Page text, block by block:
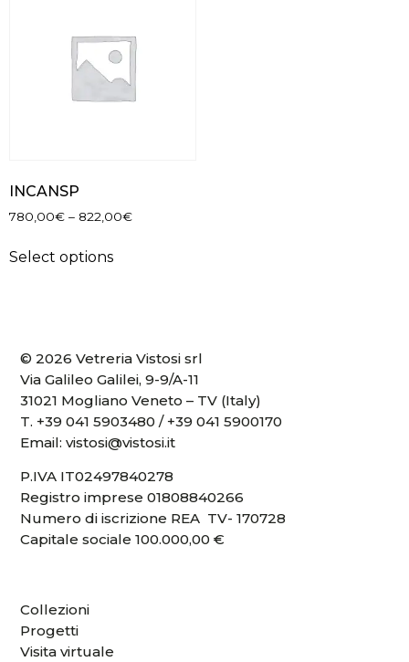
INCANSP
780,00€ – 822,00€
Select options
© 2026 Vetreria Vistosi srl
Via Galileo Galilei, 9-9/A-11
31021 Mogliano Veneto – TV (Italy)
T. +39 041 5903480 / +39 041 5900170
Email:vistosi@vistosi.it
P.IVA IT02497840278
Registro imprese 01808840266
Numero di iscrizione REA TV- 170728
Capitale sociale 100.000,00 €
Collezioni
Progetti
Visita virtuale